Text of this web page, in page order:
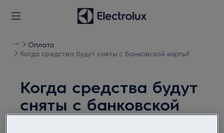
Оплата
Когда средства будут сняты с банковской карты?
Когда средства будут
сняты с банковской
карты?